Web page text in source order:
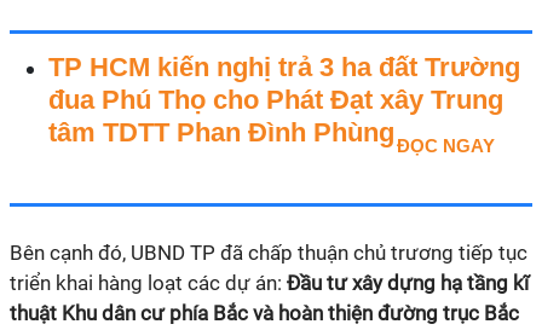
TP HCM kiến nghị trả 3 ha đất Trường
đua Phú Thọ cho Phát Đạt xây Trung
tâm TDTT Phan Đình PhùngĐỌC NGAY
Bên cạnh đó, UBND TP đã chấp thuận chủ trương tiếp tục
triển khai hàng loạt các dự án: Đầu tư xây dựng hạ tầng kĩ
thuật Khu dân cư phía Bắc và hoàn thiện đường trục Bắc